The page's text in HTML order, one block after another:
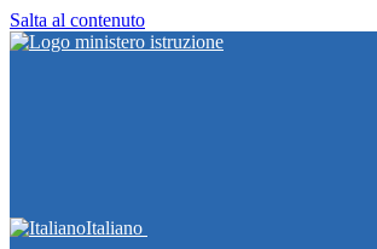
Salta al contenuto
Italiano